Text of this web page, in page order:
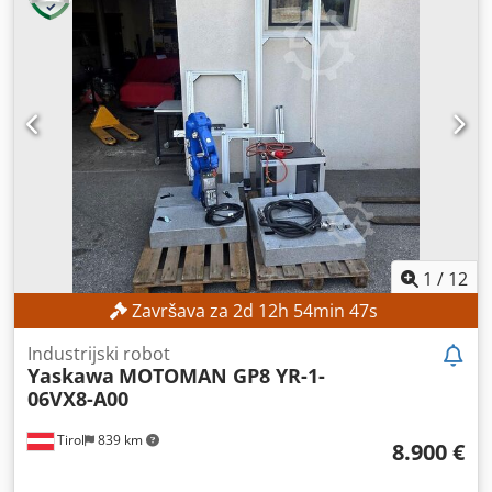
1 / 12
Završava za 2d 12h 54min 45s
Tirol 839 km
Industrijski robot
Yaskawa MOTOMAN GP8 YR-1-
06VX8-A00
8.900 €